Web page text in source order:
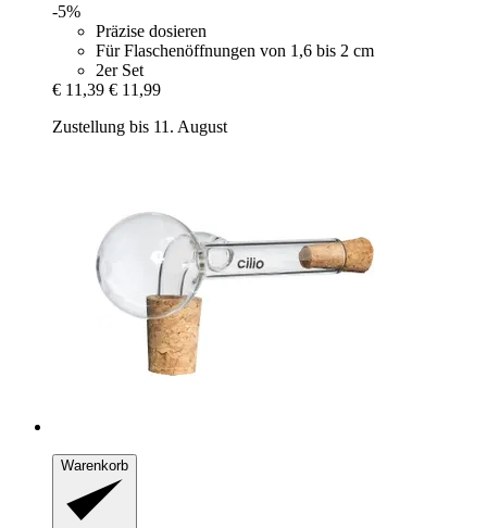
-5%
Präzise dosieren
Für Flaschenöffnungen von 1,6 bis 2 cm
2er Set
€ 11,39 € 11,99
Zustellung bis 11. August
Warenkorb